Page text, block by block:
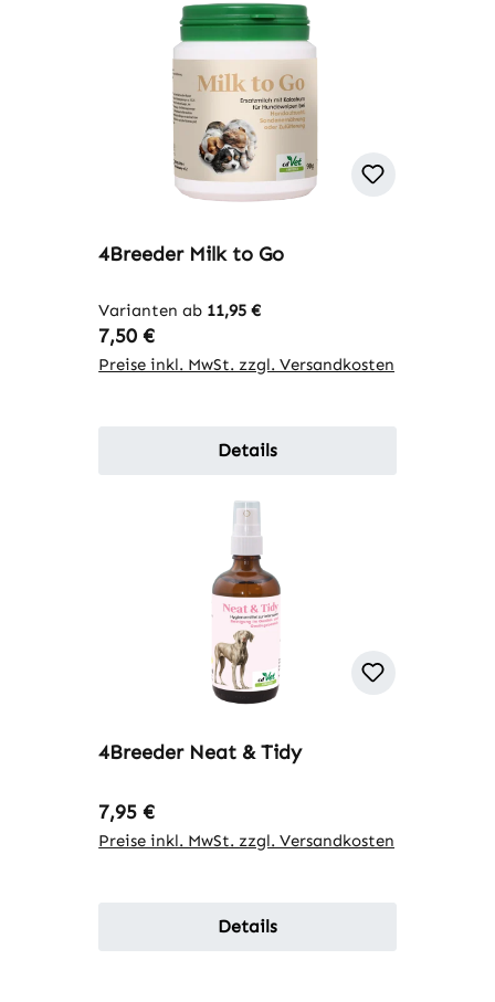
4Breeder Milk to Go
Varianten ab 11,95 €
Regulärer Preis:
7,50 €
Preise inkl. MwSt. zzgl. Versandkosten
Details
4Breeder Neat & Tidy
Regulärer Preis:
7,95 €
Preise inkl. MwSt. zzgl. Versandkosten
Details